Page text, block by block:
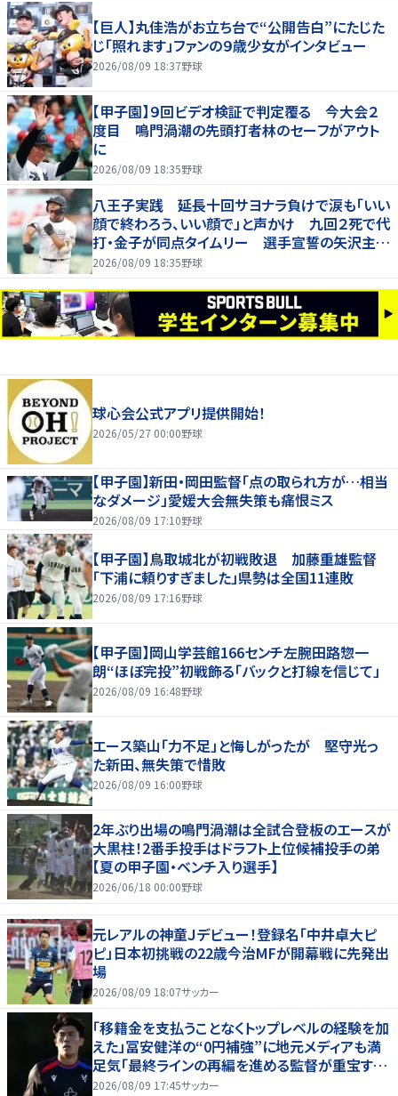
【巨人】丸佳浩がお立ち台で“公開告白”にたじた
じ「照れます」ファンの９歳少女がインタビュー
2026/08/09 18:37野球
【甲子園】９回ビデオ検証で判定覆る 今大会２
度目 鳴門渦潮の先頭打者林のセーフがアウト
に
2026/08/09 18:35野球
八王子実践 延長十回サヨナラ負けで涙も「いい
顔で終わろう、いい顔で」と声かけ 九回２死で代
打・金子が同点タイムリー 選手宣誓の矢沢主将
は大号泣
2026/08/09 18:35野球
球心会公式アプリ提供開始！
2026/05/27 00:00野球
【甲子園】新田・岡田監督「点の取られ方が…相当
なダメージ」愛媛大会無失策も痛恨ミス
2026/08/09 17:10野球
【甲子園】鳥取城北が初戦敗退 加藤重雄監督
「下浦に頼りすぎました」県勢は全国11連敗
2026/08/09 17:16野球
【甲子園】岡山学芸館166センチ左腕田路惣一
朗“ほぼ完投”初戦飾る「バックと打線を信じて」
2026/08/09 16:48野球
エース築山「力不足」と悔しがったが 堅守光っ
た新田、無失策で惜敗
2026/08/09 16:00野球
2年ぶり出場の鳴門渦潮は全試合登板のエースが
大黒柱！2番手投手はドラフト上位候補投手の弟
【夏の甲子園・ベンチ入り選手】
2026/06/18 00:00野球
元レアルの神童Ｊデビュー！登録名「中井卓大ピ
ピ」日本初挑戦の22歳今治MFが開幕戦に先発出
場
2026/08/09 18:07サッカー
「移籍金を支払うことなくトップレベルの経験を加
えた」冨安健洋の“0円補強”に地元メディアも満
足気「最終ラインの再編を進める監督が重宝する
柔軟性を備えている」
2026/08/09 17:45サッカー